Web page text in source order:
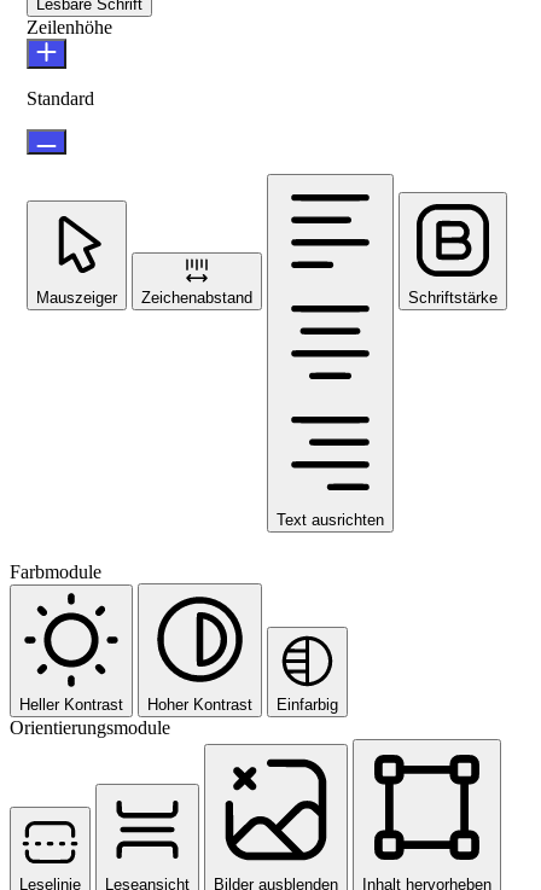
Lesbare Schrift
Zeilenhöhe
Standard
Mauszeiger Zeichenabstand
Text ausrichten
Schriftstärke
Farbmodule
Heller Kontrast Hoher Kontrast Einfarbig
Orientierungsmodule
Leselinie Leseansicht Bilder ausblenden Inhalt hervorheben